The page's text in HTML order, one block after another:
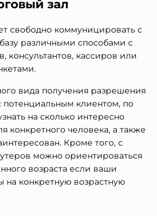
зал
свободно коммуницировать с
различными способами с
кассиров или
вида получения разрешения
клиентом, по
на сколько интересно
конкретного человека, а также
Кроме того, с
можно ориентироваться
возраста если ваши
на конкретную возрастную